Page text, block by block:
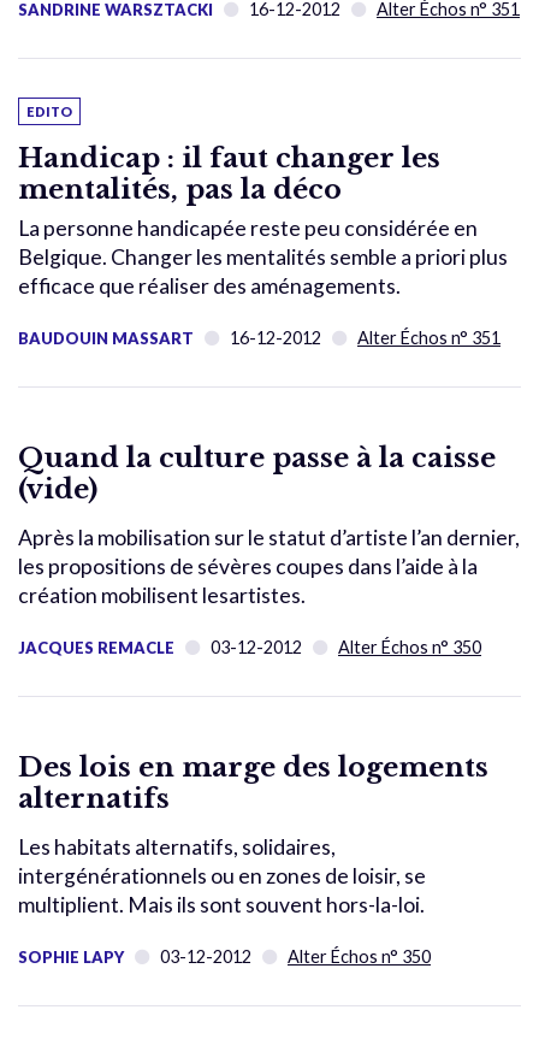
SANDRINE WARSZTACKI 16-12-2012 Alter Échos n° 351
EDITO
Handicap : il faut changer les
mentalités, pas la déco
La personne handicapée reste peu considérée en
Belgique. Changer les mentalités semble a priori plus
efficace que réaliser des aménagements.
BAUDOUIN MASSART 16-12-2012 Alter Échos n° 351
Quand la culture passe à la caisse
(vide)
Après la mobilisation sur le statut d’artiste l’an dernier,
les propositions de sévères coupes dans l’aide à la
création mobilisent lesartistes.
JACQUES REMACLE 03-12-2012 Alter Échos n° 350
Des lois en marge des logements
alternatifs
Les habitats alternatifs, solidaires,
intergénérationnels ou en zones de loisir, se
multiplient. Mais ils sont souvent hors-la-loi.
SOPHIE LAPY 03-12-2012 Alter Échos n° 350